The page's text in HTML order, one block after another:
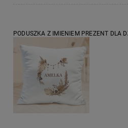
PODUSZKA Z IMIENIEM PREZENT DLA